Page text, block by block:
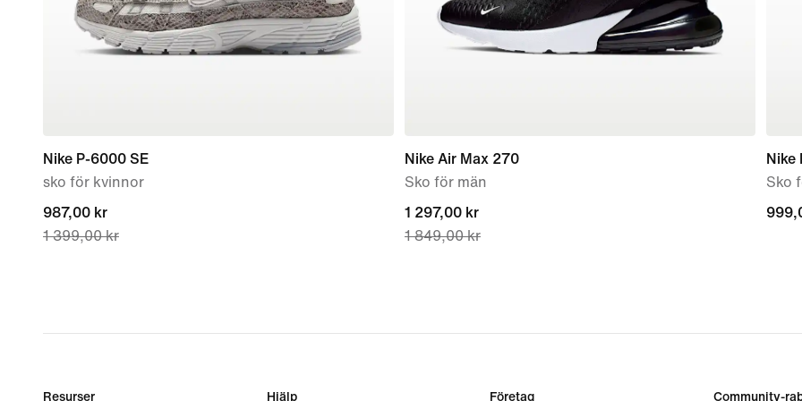
Nike P-6000 SE
sko för kvinnor
current
price
1 399,00 kr
987,00 kr
1 399,00 kr
Nike Air Max 270
Sko för män
current
price
1 849,00 kr
1 297,00 kr
1 849,00 kr
Nike
Sko
Resurser Hjälp Företag Community-